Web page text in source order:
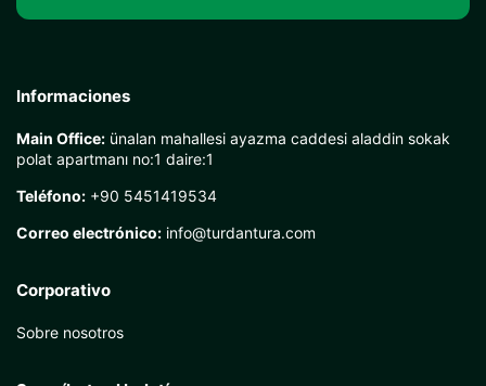
Informaciones
Main Office: ünalan mahallesi ayazma caddesi aladdin sokak
polat apartmanı no:1 daire:1
Teléfono: +90 5451419534
Correo electrónico: info@turdantura.com
Corporativo
Sobre nosotros